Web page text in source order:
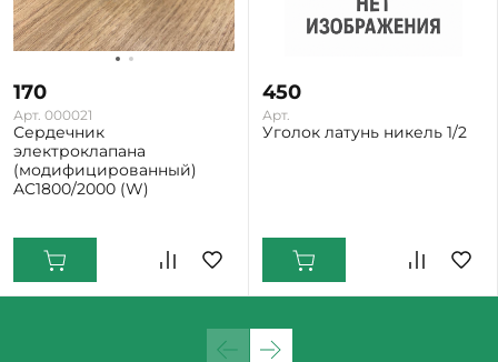
170
Арт. 000021
Сердечник
электроклапана
(модифицированный)
AC1800/2000 (W)
450
Арт.
Уголок латунь никель 1/2